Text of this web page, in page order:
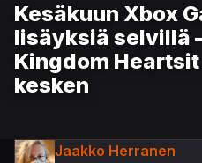
Kesäkuun Xbox
lisäyksiä selvillä
Kingdom
kesken
Jaakko Herranen